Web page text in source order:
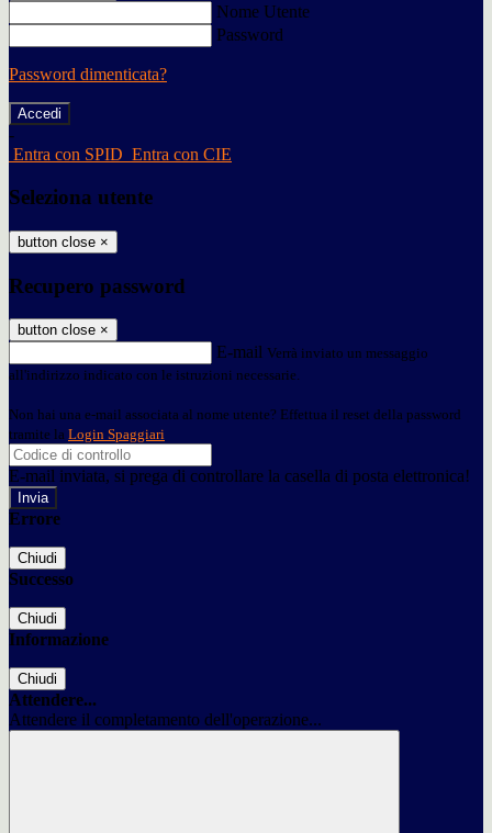
Nome Utente
Password
Password dimenticata?
-
Entra con SPID Entra con CIE
Seleziona utente
button close ×
Recupero password
button close ×
E-mail Verrà inviato un messaggio
all'indirizzo indicato con le istruzioni necessarie.
Non hai una e-mail associata al nome utente? Effettua il reset della password
tramite la Login Spaggiari
E-mail inviata, si prega di controllare la casella di posta elettronica!
Errore
Chiudi
Successo
Chiudi
Informazione
Chiudi
Attendere...
Attendere il completamento dell'operazione...